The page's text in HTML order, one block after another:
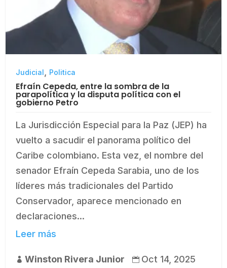
Judicial Politica
Efraín Cepeda, entre la sombra de la
parapolítica y la disputa política con el
gobierno Petro
La Jurisdicción Especial para la Paz (JEP) ha
vuelto a sacudir el panorama político del
Caribe colombiano. Esta vez, el nombre del
senador Efraín Cepeda Sarabia, uno de los
líderes más tradicionales del Partido
Conservador, aparece mencionado en
declaraciones...
Leer más
 Winston Rivera Junior  Oct 14, 2025